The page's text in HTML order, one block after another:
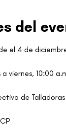
del
el 4 de
a viernes, 10:00
de